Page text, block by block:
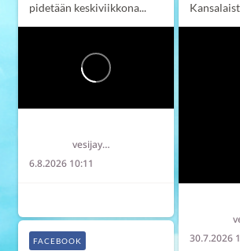
pidetään keskiviikkona...
vesijaymparisto
6.8.2026 10:11
30.7.2026
FACEBOOK